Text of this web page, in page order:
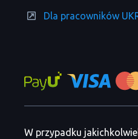
Dla pracowników
W przypadku